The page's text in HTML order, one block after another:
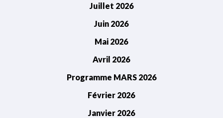
Juillet 2026
Juin 2026
Mai 2026
Avril 2026
Programme MARS 2026
Février 2026
Janvier 2026